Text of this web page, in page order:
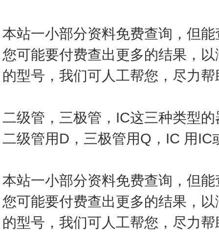
本站一小部分资料免费查询，但
您可能要付费查出更多的结果，
的型号，我们可人工帮您，尽力
二级管，三极管，IC这三种类型
二级管用D，三极管用Q，IC 用IC
本站一小部分资料免费查询，但
您可能要付费查出更多的结果，
的型号，我们可人工帮您，尽力